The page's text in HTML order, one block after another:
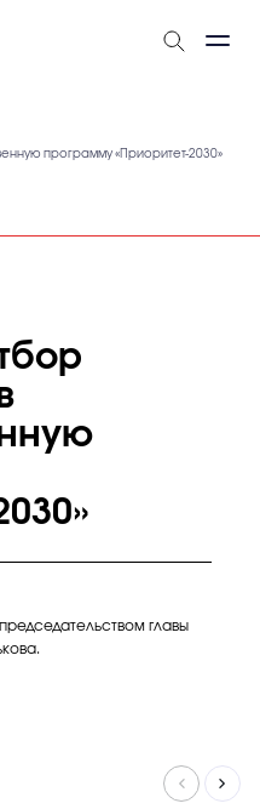
программу «Приоритет-2030»
главы